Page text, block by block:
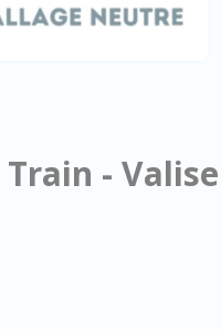
- Valise